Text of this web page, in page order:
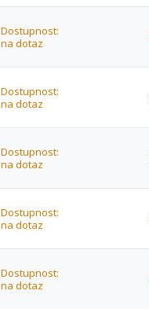
Dostupnost:
na dotaz
Dostupnost:
na dotaz
Dostupnost:
na dotaz
Dostupnost:
na dotaz
Dostupnost:
na dotaz